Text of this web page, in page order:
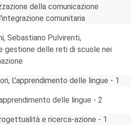
della comunicazione
comunitaria
Sebastiano Pulvirenti,
gestione delle reti di scuole nei
L'apprendimento delle lingue - 1
delle lingue - 2
e ricerca-azione - 1